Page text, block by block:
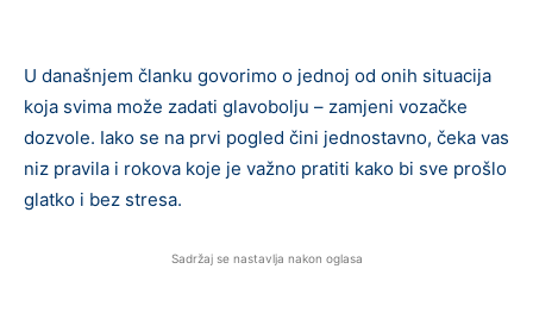
U današnjem članku govorimo o jednoj od onih situacija
koja svima može zadati glavobolju – zamjeni vozačke
dozvole. Iako se na prvi pogled čini jednostavno, čeka vas
niz pravila i rokova koje je važno pratiti kako bi sve prošlo
glatko i bez stresa.
Sadržaj se nastavlja nakon oglasa